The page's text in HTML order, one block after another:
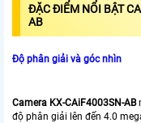
ĐẶC ĐIỂM NỔI BẬT
AB
Độ phân giải và góc nhìn
Camera KX-CAiF4003SN-AB
độ phân giải lên đến 4.0